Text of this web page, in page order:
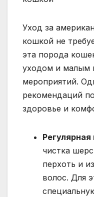
Уход за
кошкой не
эта порода
уходом и малым
мероприятий.
рекомендаций
здоровье и
Регулярная
чистка
перхоть и
волос. Для